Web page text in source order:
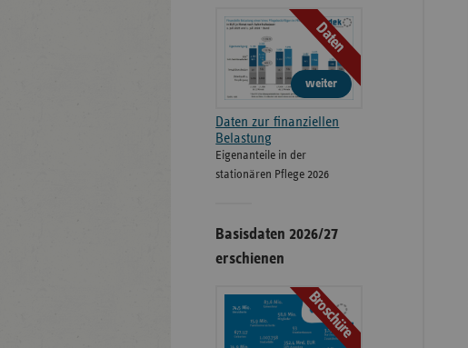
Daten
weiter
Daten zur finanziellen
Belastung
Eigenanteile in der
stationären Pflege 2026
Basisdaten 2026/27
erschienen
Broschüre